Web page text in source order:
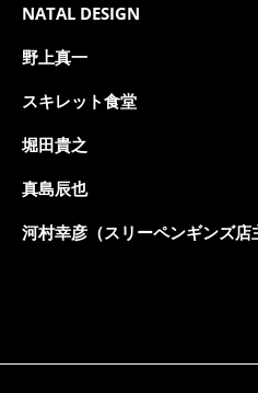
NATAL DESIGN
野上真一
スキレット食堂
堀田貴之
真島辰也
河村幸彦（スリーペンギンズ店